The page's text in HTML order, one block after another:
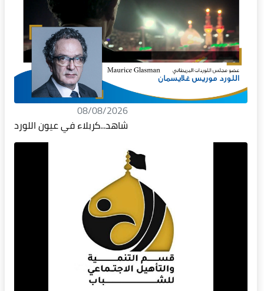
08/08/2026
شاهد...كربلاء في عيون اللورد